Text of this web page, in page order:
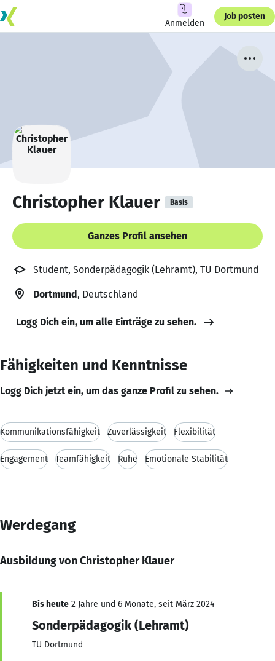
Anmelden
Job posten
Christopher Klauer Basis
Ganzes Profil ansehen
Student, Sonderpädagogik (Lehramt), TU Dortmund
Dortmund, Deutschland
Logg Dich ein, um alle Einträge zu sehen.
Fähigkeiten und Kenntnisse
Logg Dich jetzt ein, um das ganze Profil zu sehen.
Kommunikationsfähigkeit Zuverlässigkeit Flexibilität
Engagement Teamfähigkeit Ruhe Emotionale Stabilität
Werdegang
Ausbildung von Christopher Klauer
Bis heute 2 Jahre und 6 Monate, seit März 2024
Sonderpädagogik (Lehramt)
TU Dortmund